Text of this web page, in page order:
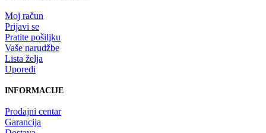
Moj račun
Prijavi se
Pratite pošiljku
Vaše narudžbe
Lista želja
Uporedi
INFORMACIJE
Prodajni centar
Garancija